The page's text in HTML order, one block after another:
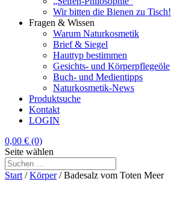
Wir bitten die Bienen zu Tisch!
Fragen & Wissen
Warum Naturkosmetik
Brief & Siegel
Hauttyp bestimmen
Gesichts- und Körperpflegeöle
Buch- und Medientipps
Naturkosmetik-News
Produktsuche
Kontakt
LOGIN
0,00 € (0)
Seite wählen
Start /Körper/ Badesalz vom Toten Meer